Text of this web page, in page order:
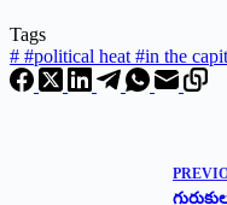
Tags
# #political heat #in the